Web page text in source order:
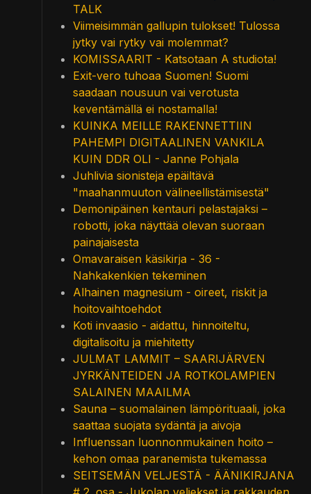
TALK
Viimeisimmän gallupin tulokset! Tulossa
jytky vai rytky vai molemmat?
KOMISSAARIT - Katsotaan A studiota!
Exit-vero tuhoaa Suomen! Suomi
saadaan nousuun vai verotusta
keventämällä ei nostamalla!
KUINKA MEILLE RAKENNETTIIN
PAHEMPI DIGITAALINEN VANKILA
KUIN DDR OLI - Janne Pohjala
Juhlivia sionisteja epäiltävä
"maahanmuuton välineellistämisestä"
Demonipäinen kentauri pelastajaksi –
robotti, joka näyttää olevan suoraan
painajaisesta
Omavaraisen käsikirja - 36 -
Nahkakenkien tekeminen
Alhainen magnesium - oireet, riskit ja
hoitovaihtoehdot
Koti invaasio - aidattu, hinnoiteltu,
digitalisoitu ja miehitetty
JULMAT LAMMIT – SAARIJÄRVEN
JYRKÄNTEIDEN JA ROTKOLAMPIEN
SALAINEN MAAILMA
Sauna – suomalainen lämpörituaali, joka
saattaa suojata sydäntä ja aivoja
Influenssan luonnonmukainen hoito –
kehon omaa paranemista tukemassa
SEITSEMÄN VELJESTÄ - ÄÄNIKIRJANA